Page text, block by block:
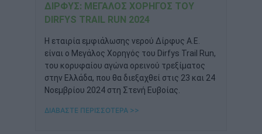
ΔΊΡΦΥΣ: ΜΕΓΆΛΟΣ ΧΟΡΗΓΌΣ ΤΟΥ
DIRFYS TRAIL RUN 2024
Η εταιρία εμφιάλωσης νερού Δίρφυς Α.Ε.
είναι ο Μεγάλος Χορηγός του Dirfys Trail Run,
του κορυφαίου αγώνα ορεινού τρεξίματος
στην Ελλάδα, που θα διεξαχθεί στις 23 και 24
Νοεμβρίου 2024 στη Στενή Ευβοίας.
ΔΙΑΒΑΣΤΕ ΠΕΡΙΣΣΟΤΕΡΑ >>